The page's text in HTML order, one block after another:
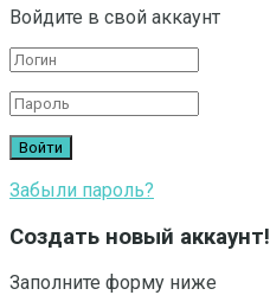
Войдите в свой аккаунт
Забыли пароль?
Создать новый аккаунт!
Заполните форму ниже